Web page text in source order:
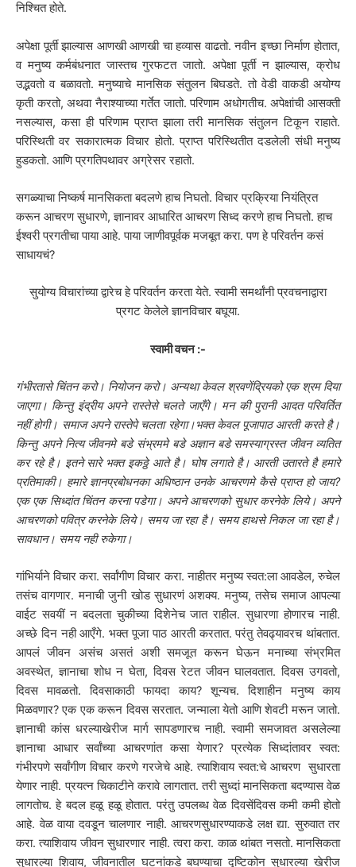
निश्चित होते.
अपेक्षा पूर्ती झाल्यास आणखी आणखी चा हव्यास वाढतो. नवीन इच्छा निर्माण होतात,
व मनुष्य कर्मबंधनात जास्तच गुरफटत जातो. अपेक्षा पूर्ती न झाल्यास, क्रोध
उद्भवतो व बळावतो. मनुष्याचे मानसिक संतुलन बिघडते. तो वेडी वाकडी अयोग्य
कृती करतो, अथवा नैराश्याच्या गर्तेत जातो. परिणाम अधोगतीच. अपेक्षांची आसक्ती
नसल्यास, कसा ही परिणाम प्राप्त झाला तरी मानसिक संतुलन टिकून राहाते.
परिस्थिती वर सकारात्मक विचार होतो. प्राप्त परिस्थितीत दडलेली संधी मनुष्य
हुडकतो. आणि प्रगतिपथावर अग्रेसर रहातो.
सगळ्याचा निष्कर्ष मानसिकता बदलणे हाच निघतो. विचार प्रक्रिया नियंत्रित
करून आचरण सुधारणे, ज्ञानावर आधारित आचरण सिध्द करणे हाच निघतो. हाच
ईश्वरी प्रगतीचा पाया आहे. पाया जाणीवपूर्वक मजबूत करा. पण हे परिवर्तन कसं
साधायचं?
सुयोग्य विचारांच्या द्वारेच हे परिवर्तन करता येते. स्वामी समर्थांनी प्रवचनाद्वारा
प्रगट केलेले ज्ञानविचार बघूया.
स्वामी वचन :-
गंभीरतासे चिंतन करो। नियोजन करो। अन्यथा केवल श्रवणेंद्रियको एक श्रम दिया
जाएगा। किन्तु इंद्रीय अपने रास्तेसे चलते जाएँगे। मन की पुरानी आदत परिवर्तित
नहीं होगी। समाज अपने रास्तेपे चलता रहेगा।भक्त केवल पूजापाठ आरती करते है।
किन्तु अपने नित्य जीवनमे बडे संभ्रममे बडे अज्ञान बडे समस्याग्रस्त जीवन व्यतित
कर रहे है। इतने सारे भक्त इकठ्ठे आते है। घोष लगाते है। आरती उतारते है हमारे
प्रतिमाकी। हमारे ज्ञानप्रबोधनका अधिष्ठान उनके आचरणमे कैसे प्राप्त हो जाय?
एक एक सिध्दांत चिंतन करना पडेगा। अपने आचरणको सुधार करनेके लिये। अपने
आचरणको पवित्र करनेके लिये। समय जा रहा है। समय हाथसे निकल जा रहा है।
सावधान। समय नही रुकेगा।
गांभिर्याने विचार करा. सर्वांगीण विचार करा. नाहीतर मनुष्य स्वत:ला आवडेल, रुचेल
तसंच वागणार. मनाची जुनी खोड सुधारणं अशक्य. मनुष्य, तसेच समाज आपल्या
वाईट सवयीं न बदलता चुकीच्या दिशेनेच जात राहील. सुधारणा होणारच नाही.
अच्छे दिन नही आएँगे. भक्त पूजा पाठ आरती करतात. परंतु तेवढ्यावरच थांबतात.
आपलं जीवन असंच असतं अशी समजूत करून घेऊन मनाच्या संभ्रमित
अवस्थेत, ज्ञानाचा शोध न घेता, दिवस रेटत जीवन घालवतात. दिवस उगवतो,
दिवस मावळतो. दिवसाकाठी फायदा काय? शून्यच. दिशाहीन मनुष्य काय
मिळवणार? एक एक करून दिवस सरतात. जन्माला येतो आणि शेवटी मरून जातो.
ज्ञानाची कांस धरल्याखेरीज मार्ग सापडणारच नाही. स्वामी समजावत असलेल्या
ज्ञानाचा आधार सर्वांच्या आचरणांत कसा येणार? प्रत्येक सिध्दांतावर स्वत:
गंभीरपणे सर्वांगीण विचार करणे गरजेचे आहे. त्याशिवाय स्वत:चे आचरण सुधारता
येणार नाही. प्रयत्न चिकाटीने करावे लागतात. तरी सुध्दां मानसिकता बदण्यास वेळ
लागतोच. हे बदल हळू हळू होतात. परंतु उपलब्ध वेळ दिवसेंदिवस कमी कमी होतो
आहे. वेळ वाया दवडून चालणार नाही. आचरणसुधारण्याकडे लक्ष द्या. सुरुवात तर
करा. त्याशिवाय जीवन सुधारणार नाही. त्वरा करा. काळ थांबत नसतो. मानसिकता
सुधारल्या शिवाय, जीवनातील घटनांकडे बघण्याचा दृष्टिकोन सुधारल्या खेरीज